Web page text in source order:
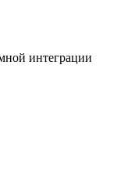
интеграции